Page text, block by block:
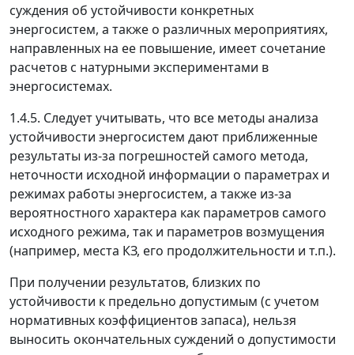
суждения об устойчивости конкретных
энергосистем, а также о различных мероприятиях,
направленных на ее повышение, имеет сочетание
расчетов с натурными экспериментами в
энергосистемах.
1.4.5. Следует учитывать, что все методы анализа
устойчивости энергосистем дают приближенные
результаты из-за погрешностей самого метода,
неточности исходной информации о параметрах и
режимах работы энергосистем, а также из-за
вероятностного характера как параметров самого
исходного режима, так и параметров возмущения
(например, места КЗ, его продолжительности и т.п.).
При получении результатов, близких по
устойчивости к предельно допустимым (с учетом
нормативных коэффициентов запаса), нельзя
выносить окончательных суждений о допустимости